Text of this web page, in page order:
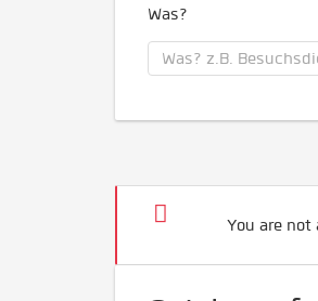
Was?
You are not